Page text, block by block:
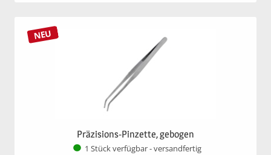
NEU
Präzisions-Pinzette, gebogen
1 Stück verfügbar - versandfertig